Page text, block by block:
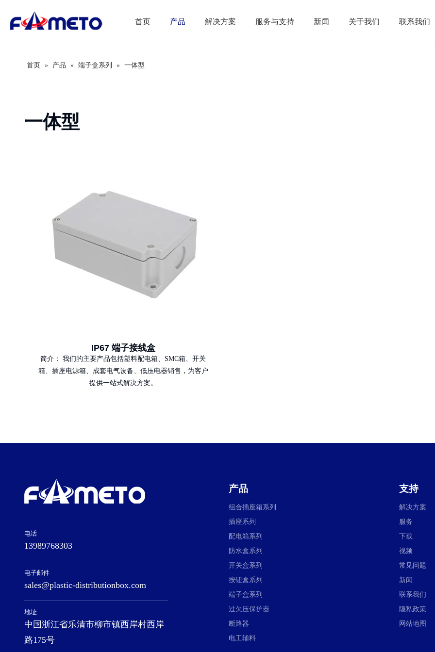
首页 产品 解决方案 服务与支持 新闻 关于我们 联系我们
首页 » 产品 » 端子盒系列 » 一体型
一体型
IP67 端子接线盒
简介：
我们的主要产品包括塑料配电箱、SMC箱、开关
箱、插座电源箱、成套电气设备、低压电器销售，为客户
提供一站式解决方案。
电话
13989768303
电子邮件
sales@plastic-distributionbox.com
地址
中国浙江省乐清市柳市镇西岸村西岸
路175号
产品
组合插座箱系列
插座系列
配电箱系列
防水盒系列
开关盒系列
按钮盒系列
端子盒系列
过欠压保护器
断路器
电工辅料
支持
解决方案
服务
下载
视频
常见问题
新闻
联系我们
隐私政策
网站地图